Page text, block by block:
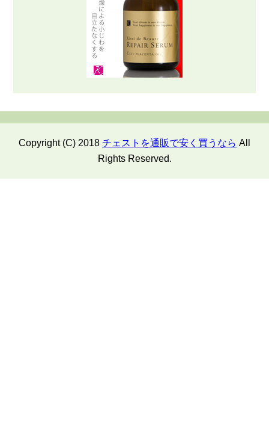
Copyright (C) 2018 チェストを通販で安く買うなら All
Rights Reserved.